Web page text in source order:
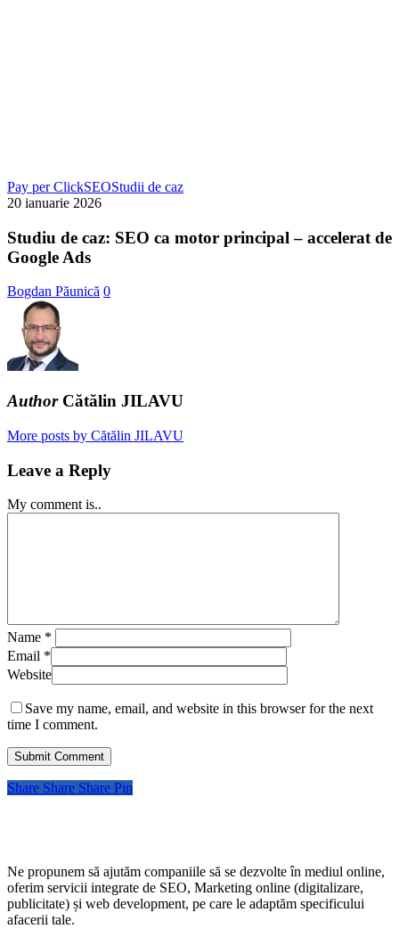
Pay per ClickSEOStudii de cazStudiu
SEO
20 ianuarie 2026
Studiu de caz: SEO ca motor principal – accelerat de
Google Ads
Bogdan Păunică 0
AuthorCătălin JILAVU
More posts by Cătălin JILAVU
Leave a Reply
My comment is..
Name *
Email *
Website
Save my name, email, and website in this browser for the next
time I comment.
Share Share Share Pin
Ne propunem să ajutăm companiile să se dezvolte în mediul online,
oferim servicii integrate de SEO, Marketing online (digitalizare,
publicitate) și web development, pe care le adaptăm specificului
afacerii tale.